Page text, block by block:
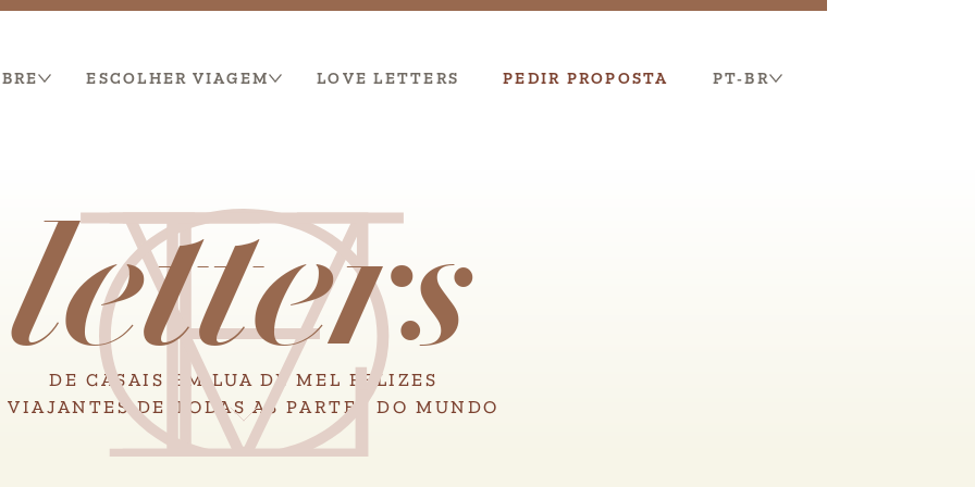
ESCOLHER VIAGEM LOVE LETTERS PEDIR PROPOSTA PT-BR
L
V
O
E
letters
DE CASAIS EM LUA DE MEL FELIZES
VIAJANTES DE TODAS AS PARTES DO MUNDO